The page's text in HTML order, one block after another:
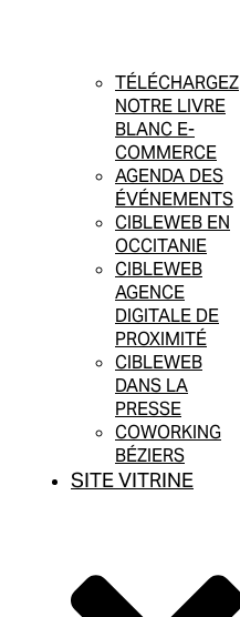
TÉLÉCHARGEZ
NOTRE LIVRE
BLANC E-
COMMERCE
AGENDA DES
ÉVÉNEMENTS
CIBLEWEB EN
OCCITANIE
CIBLEWEB
AGENCE
DIGITALE DE
PROXIMITÉ
CIBLEWEB
DANS LA
PRESSE
COWORKING
BÉZIERS
SITE VITRINE